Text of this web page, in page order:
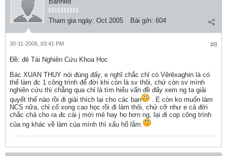
Tham gia ngày: Oct 2005 Bài gởi: 604
#8
30-11-2006, 03:41 PM
Ðề: đê Tài Nghiên Cứu Khoa Học
Bác XUAN THUY nói đúng đấy, e nghĩ chắc chỉ có Vêrêxaghin là có
thể làm đc 1 công trình để đời khi còn là sv thôi, chứ còn sv mình
nghiên cứu thì chẳng qua chỉ là tìm hiểu vấn đề đấy xem ng ta giải
quyết thế nào rồi đi giải thích lại cho các bạn
. E còn ko muốn làm
NCS nữa, chỉ cố xong cao học rồi đi làm thôi, chứ cỡ như e cả đời
chắc chả cho ra đc cái j mới mẻ hay ho hơn ng, lại đi cop công trình
của ng khác về làm của mình thì xấu hổ lắm.